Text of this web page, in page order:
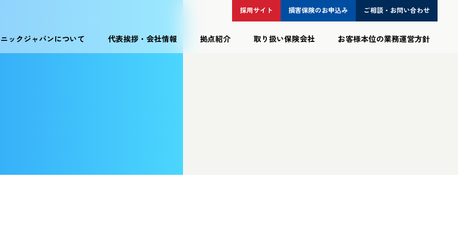
採用サイト 損害保険のお申込み ご相談・ お問い合わせ
ックジャパンについて 代表挨拶・会社情報 拠点紹介 取り扱い保険会社 お客様本位の業務運営方針